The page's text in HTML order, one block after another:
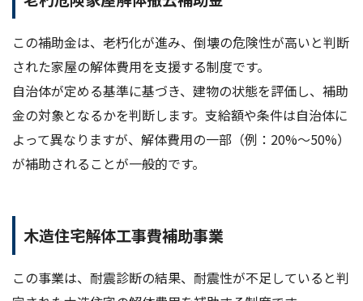
この補助金は、老朽化が進み、倒壊の危険性が高いと判断
された家屋の解体費用を支援する制度です。
自治体が定める基準に基づき、建物の状態を評価し、補助
金の対象となるかを判断します。支給額や条件は自治体に
よって異なりますが、解体費用の一部（例：20%～50%）
が補助されることが一般的です。
木造住宅解体工事費補助事業
この事業は、耐震診断の結果、耐震性が不足していると判